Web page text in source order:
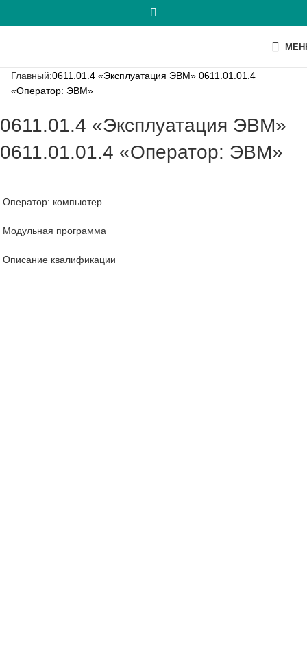
Главный:0611.01.4 «Эксплуатация ЭВМ» 0611.01.01.4
«Оператор: ЭВМ»
0611.01.4 «Эксплуатация ЭВМ»
0611.01.01.4 «Оператор: ЭВМ»
Оператор: компьютер
Модульная программа
Описание квалификации